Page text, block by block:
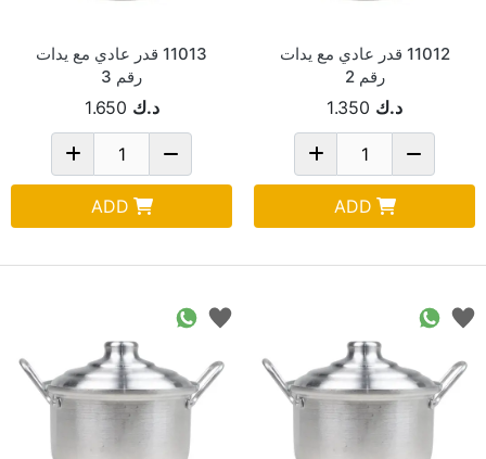
11012 قدر عادي مع يدات
رقم 2
د.ك 1.350
ADD
11013 قدر عادي مع يدات
رقم 3
د.ك 1.650
ADD